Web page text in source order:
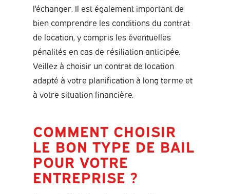
l'échanger. Il est également important de
bien comprendre les conditions du contrat
de location, y compris les éventuelles
pénalités en cas de résiliation anticipée.
Veillez à choisir un contrat de location
adapté à votre planification à long terme et
à votre situation financière.
COMMENT CHOISIR
LE BON TYPE DE BAIL
POUR VOTRE
ENTREPRISE ?